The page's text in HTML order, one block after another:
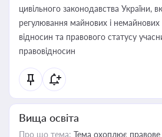
цивільного законодавства України,
регулювання майнових і немайнових
відносин та правового статусу
правовідносин
Вища освіта
Про що тема: Тема охоплює правове